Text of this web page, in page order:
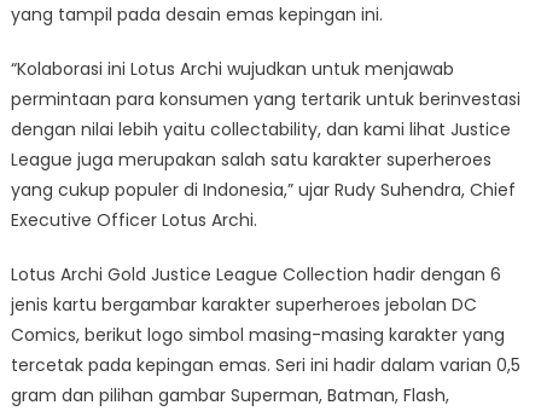
yang tampil pada desain emas kepingan ini.
“Kolaborasi ini Lotus Archi wujudkan untuk menjawab
permintaan para konsumen yang tertarik untuk berinvestasi
dengan nilai lebih yaitu collectability, dan kami lihat Justice
League juga merupakan salah satu karakter superheroes
yang cukup populer di Indonesia,” ujar Rudy Suhendra, Chief
Executive Officer Lotus Archi.
Lotus Archi Gold Justice League Collection hadir dengan 6
jenis kartu bergambar karakter superheroes jebolan DC
Comics, berikut logo simbol masing-masing karakter yang
tercetak pada kepingan emas. Seri ini hadir dalam varian 0,5
gram dan pilihan gambar Superman, Batman, Flash,